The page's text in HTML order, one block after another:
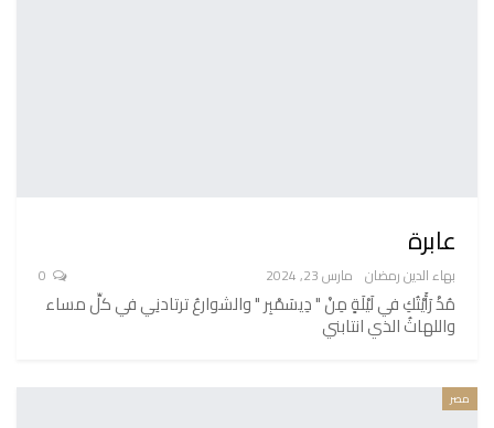
عابرة
بهاء الدين رمضان مارس 23, 2024
مُذْ رَأَيْتُكِ في لَيْلَةٍ مِنْ " دِيسَمْبِر " والشوارعُ ترتادنِي في كلِّ مساء
واللهاثُ الذي انتابني
مصر